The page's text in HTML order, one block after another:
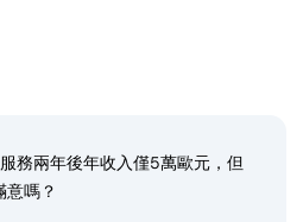
務兩年後年收入僅5萬歐元，但
嗎？